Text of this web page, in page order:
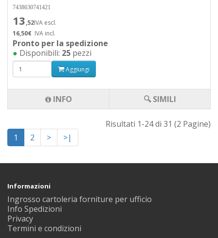
7438630741421
13,52IVA escl.
16,50€ IVA incl.
Pronto per la spedizione
● Disponibili: 25 pezzi
Aggiungi
INFO 🔍 SIMILI
1 2 > >|
Risultati 1-24 di 31 (2 Pagine)
Informazioni
Ingrosso cartoleria forniture per ufficio
Info Spedizioni
Privacy
Termini e condizioni